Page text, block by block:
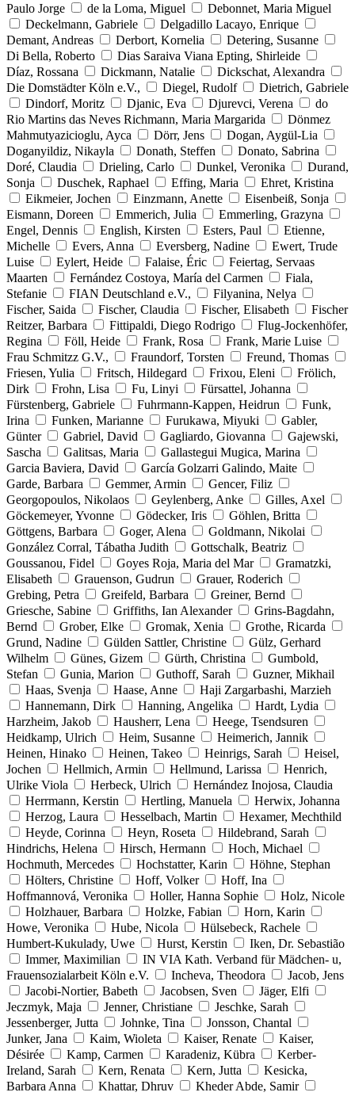
Paulo Jorge
de la Loma, Miguel
Debonnet, Maria Miguel
Deckelmann, Gabriele
Delgadillo Lacayo, Enrique
Demant, Andreas
Derbort, Kornelia
Detering, Susanne
Di Bella, Roberto
Dias Saraiva Viana Epting, Shirleide
Díaz, Rossana
Dickmann, Natalie
Dickschat, Alexandra
Die Domstädter Köln e.V.,
Diegel, Rudolf
Dietrich, Gabriele
Dindorf, Moritz
Djanic, Eva Djurevci, Verena
do
Rio Martins das Neves Richmann, Maria Margarida
Dönmez
Mahmutyazicioglu, Ayca
Dörr, Jens
Dogan, Aygül-Lia
Doganyildiz, Nikayla
Donath, Steffen
Donato, Sabrina
Doré, Claudia
Drieling, Carlo Dunkel, Veronika
Durand,
Sonja
Duschek, Raphael Effing, Maria
Ehret, Kristina
Eikmeier, Jochen
Einzmann, Anette
Eisenbeiß, Sonja
Eismann, Doreen
Emmerich, Julia
Emmerling, Grazyna
Engel, Dennis
English, Kirsten Esters, Paul
Etienne,
Michelle
Evers, Anna Eversberg, Nadine
Ewert, Trude
Luise
Eylert, Heide Falaise, Éric
Feiertag, Servaas
Maarten
Fernández Costoya, María del Carmen
Fiala,
Stefanie
FIAN Deutschland e.V.,
Filyanina, Nelya
Fischer, Saida
Fischer, Claudia Fischer, Elisabeth
Fischer
Reitzer, Barbara
Fittipaldi, Diego Rodrigo
Flug-Jockenhöfer,
Regina
Föll, Heide Frank, Rosa
Frank, Marie Luise
Frau Schmitzz G.V.,
Fraundorf, Torsten
Freund, Thomas
Friesen, Yulia
Fritsch, Hildegard Frixou, Eleni
Frölich,
Dirk
Frohn, Lisa Fu, Linyi
Fürsattel, Johanna
Fürstenberg, Gabriele
Fuhrmann-Kappen, Heidrun
Funk,
Irina
Funken, Marianne Furukawa, Miyuki
Gabler,
Günter
Gabriel, David Gagliardo, Giovanna
Gajewski,
Sascha
Galitsas, Maria
Gallastegui Mugica, Marina
Garcia Baviera, David
García Golzarri Galindo, Maite
Garde, Barbara
Gemmer, Armin
Gencer, Filiz
Georgopoulos, Nikolaos
Geylenberg, Anke
Gilles, Axel
Göckemeyer, Yvonne
Gödecker, Iris
Göhlen, Britta
Göttgens, Barbara
Goger, Alena
Goldmann, Nikolai
González Corral, Tábatha Judith
Gottschalk, Beatriz
Goussanou, Fidel
Goyes Roja, Maria del Mar
Gramatzki,
Elisabeth
Grauenson, Gudrun
Grauer, Roderich
Grebing, Petra
Greifeld, Barbara
Greiner, Bernd
Griesche, Sabine
Griffiths, Ian Alexander
Grins-Bagdahn,
Bernd
Grober, Elke Gromak, Xenia
Grothe, Ricarda
Grund, Nadine
Gülden Sattler, Christine
Gülz, Gerhard
Wilhelm
Günes, Gizem Gürth, Christina
Gumbold,
Stefan
Gunia, Marion Guthoff, Sarah
Guzner, Mikhail
Haas, Svenja
Haase, Anne
Haji Zargarbashi, Marzieh
Hannemann, Dirk
Hanning, Angelika
Hardt, Lydia
Harzheim, Jakob
Hausherr, Lena
Heege, Tsendsuren
Heidkamp, Ulrich
Heim, Susanne
Heimerich, Jannik
Heinen, Hinako
Heinen, Takeo Heinrigs, Sarah
Heisel,
Jochen
Hellmich, Armin Hellmund, Larissa
Henrich,
Ulrike Viola
Herbeck, Ulrich
Hernández Inojosa, Claudia
Herrmann, Kerstin
Hertling, Manuela
Herwix, Johanna
Herzog, Laura
Hesselbach, Martin
Hexamer, Mechthild
Heyde, Corinna
Heyn, Roseta
Hildebrand, Sarah
Hindrichs, Helena
Hirsch, Hermann
Hoch, Michael
Hochmuth, Mercedes
Hochstatter, Karin
Höhne, Stephan
Hölters, Christine
Hoff, Volker
Hoff, Ina
Hoffmannová, Veronika
Holler, Hanna Sophie
Holz, Nicole
Holzhauer, Barbara
Holzke, Fabian
Horn, Karin
Howe, Veronika
Hube, Nicola
Hülsebeck, Rachele
Humbert-Kukulady, Uwe
Hurst, Kerstin
Iken, Dr. Sebastião
Immer, Maximilian
IN VIA Kath. Verband für Mädchen- u,
Frauensozialarbeit Köln e.V.
Incheva, Theodora
Jacob, Jens
Jacobi-Nortier, Babeth
Jacobsen, Sven
Jäger, Elfi
Jeczmyk, Maja
Jenner, Christiane
Jeschke, Sarah
Jessenberger, Jutta
Johnke, Tina
Jonsson, Chantal
Junker, Jana
Kaim, Wioleta Kaiser, Renate
Kaiser,
Désirée
Kamp, Carmen Karadeniz, Kübra
Kerber-
Ireland, Sarah
Kern, Renata Kern, Jutta
Kesicka,
Barbara Anna
Khattar, Dhruv
Kheder Abde, Samir